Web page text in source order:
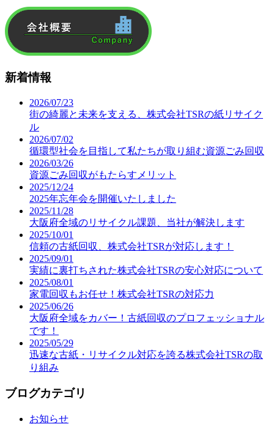
新着情報
2026/07/23
街の綺麗と未来を支える、株式会社TSRの紙リサイク
ル
2026/07/02
循環型社会を目指して私たちが取り組む資源ごみ回収
2026/03/26
資源ごみ回収がもたらすメリット
2025/12/24
2025年忘年会を開催いたしました
2025/11/28
大阪府全域のリサイクル課題、当社が解決します
2025/10/01
信頼の古紙回収、株式会社TSRが対応します！
2025/09/01
実績に裏打ちされた株式会社TSRの安心対応について
2025/08/01
家電回収もお任せ！株式会社TSRの対応力
2025/06/26
大阪府全域をカバー！古紙回収のプロフェッショナル
です！
2025/05/29
迅速な古紙・リサイクル対応を誇る株式会社TSRの取
り組み
ブログカテゴリ
お知らせ